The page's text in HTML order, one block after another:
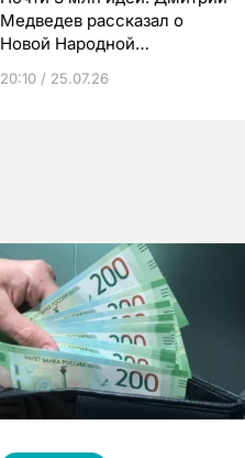
Медведев рассказал о
Новой Народной
20:10 / 25.07.26